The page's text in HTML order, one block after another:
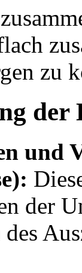
zu
der
und
der